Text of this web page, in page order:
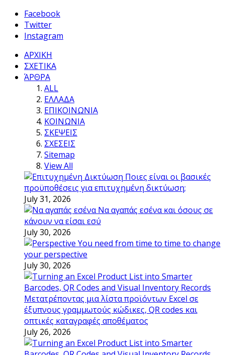
Facebook
Twitter
Instagram
ΑΡΧΙΚΗ
ΣΧΕΤΙΚΑ
ΆΡΘΡΑ
ALL
ΕΛΛΑΔΑ
ΕΠΙΚΟΙΝΩΝΙΑ
ΚΟΙΝΩΝΙΑ
ΣΚΕΨΕΙΣ
ΣΧΕΣΕΙΣ
Sitemap
View All
Ποιες είναι οι βασικές
προϋποθέσεις για επιτυχημένη δικτύωση;
July 31, 2026
Να αγαπάς εσένα και όσους σε
κάνουν να είσαι εσύ
July 30, 2026
You need from time to time to change
your perspective
July 30, 2026
Μετατρέποντας μια λίστα προϊόντων Excel σε
έξυπνους γραμμωτούς κώδικες, QR codes και
οπτικές καταγραφές αποθέματος
July 26, 2026